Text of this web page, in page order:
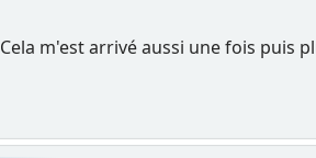
Cela m'est arrivé aussi une fois puis